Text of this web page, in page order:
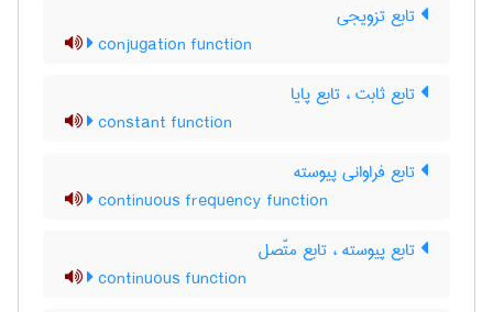
تابع تزویجی
conjugation function
تابع ثابت ، تابع پایا
constant function
تابع فراوانی پیوسته
continuous frequency function
تابع پیوسته ، تابع متّصل
continuous function